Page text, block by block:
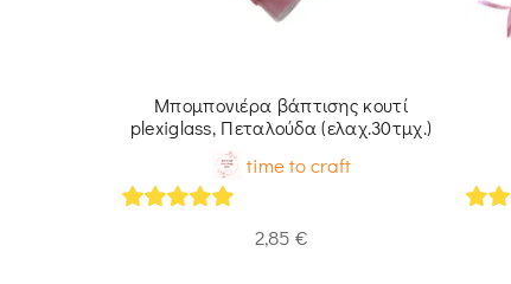
Μπομπονιέρα βάπτισης κουτί
plexiglass, Πεταλούδα (ελαχ.30τμχ.)
time to craft
2,85 €